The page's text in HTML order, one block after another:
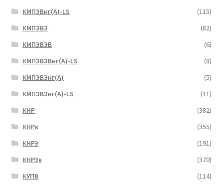
КМПЭВнг(А)-LS
(115)
КМПЭВЭ
(82)
КМПЭВЭВ
(6)
КМПЭВЭВнг(А)-LS
(8)
КМПЭВЭнг(А)
(5)
КМПЭВЭнг(А)-LS
(11)
КНР
(382)
КНРк
(355)
КНРЭ
(191)
КНРЭк
(370)
КУПВ
(114)